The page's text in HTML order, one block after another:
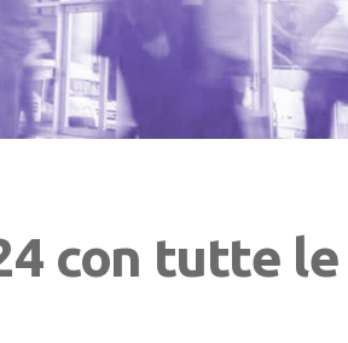
con tutte le